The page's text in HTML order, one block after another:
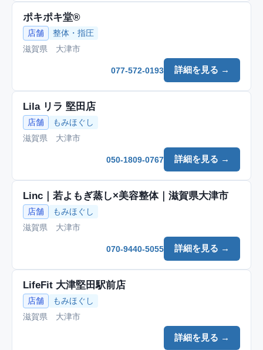
ポキポキ堂®
店舗
整体・指圧
滋賀県 大津市
詳細を見る →
077-572-0193
Lila リラ 堅田店
店舗
もみほぐし
滋賀県 大津市
詳細を見る →
050-1809-0767
Linc｜若よもぎ蒸し×美容整体｜滋賀県大津市
店舗
もみほぐし
滋賀県 大津市
詳細を見る →
070-9440-5055
LifeFit 大津堅田駅前店
店舗
もみほぐし
滋賀県 大津市
詳細を見る →